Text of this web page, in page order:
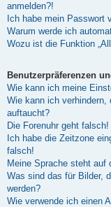
anmelden?!
Ich habe mein Passwort
Warum werde ich
Wozu ist die Funktion
Benutzerpräferenzen
Wie kann ich meine
Wie kann ich verhindern,
auftaucht?
Die Forenuhr geht falsch!
Ich habe die Zeitzone
falsch!
Meine Sprache steht auf
Was sind das für Bilder,
werden?
Wie verwende ich einen